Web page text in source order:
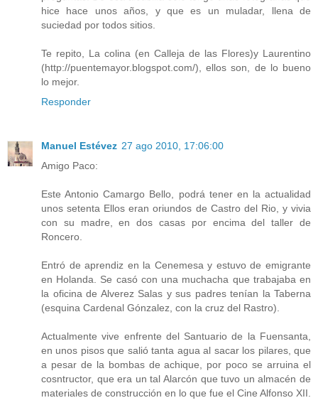
hice hace unos años, y que es un muladar, llena de
suciedad por todos sitios.
Te repito, La colina (en Calleja de las Flores)y Laurentino
(http://puentemayor.blogspot.com/), ellos son, de lo bueno
lo mejor.
Responder
Manuel Estévez 27 ago 2010, 17:06:00
Amigo Paco:
Este Antonio Camargo Bello, podrá tener en la actualidad
unos setenta Ellos eran oriundos de Castro del Rio, y vivia
con su madre, en dos casas por encima del taller de
Roncero.
Entró de aprendiz en la Cenemesa y estuvo de emigrante
en Holanda. Se casó con una muchacha que trabajaba en
la oficina de Alverez Salas y sus padres tenían la Taberna
(esquina Cardenal Gónzalez, con la cruz del Rastro).
Actualmente vive enfrente del Santuario de la Fuensanta,
en unos pisos que salió tanta agua al sacar los pilares, que
a pesar de la bombas de achique, por poco se arruina el
cosntructor, que era un tal Alarcón que tuvo un almacén de
materiales de construcción en lo que fue el Cine Alfonso XII.